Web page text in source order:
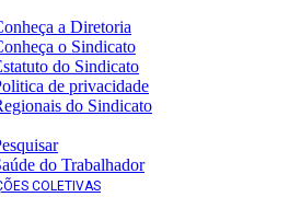
a Diretoria
o Sindicato
do Sindicato
de privacidade
do Sindicato
do Trabalhador
COLETIVAS